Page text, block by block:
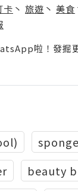
卡 丶 旅遊 丶 美食
啦！發掘
sponge
beauty